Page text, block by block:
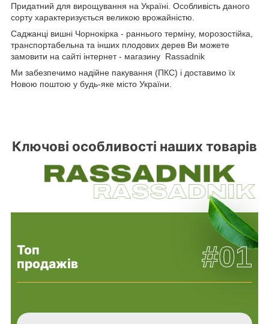
Придатний для вирощування на Україні. Особливість даного
сорту характеризується великою врожайністю.
Саджанці вишні Чорнокірка - раннього терміну, морозостійка,
транспортабельна та інших плодових дерев Ви можете
замовити на сайті інтернет - магазину Rassadnik
Ми забезпечимо надійне пакування (ПКС) і доставимо їх
Новою поштою у будь-яке місто України.
Ключові особливості наших товарів
Топ
продажів
#01